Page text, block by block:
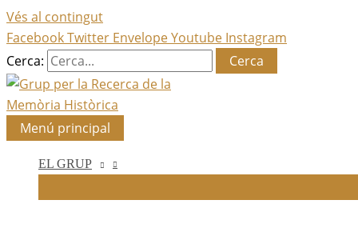
Vés al contingut
FacebookTwitter EnvelopeYoutube Instagram
Cerca:
Menú principal
EL GRUP